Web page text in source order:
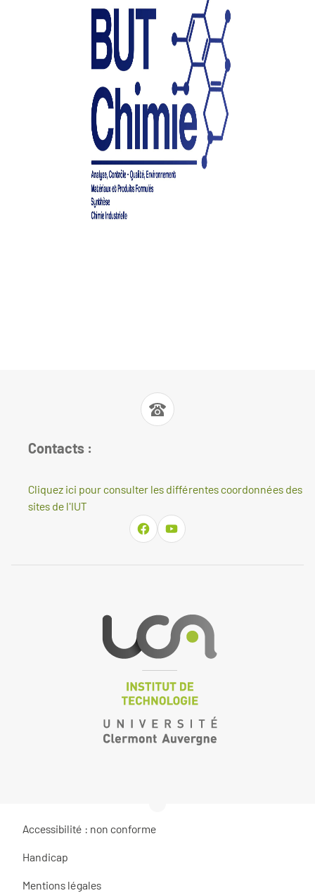
Contacts :
Cliquez ici pour consulter les différentes coordonnées des
sites de l'IUT
Accessibilité : non conforme
Handicap
Mentions légales